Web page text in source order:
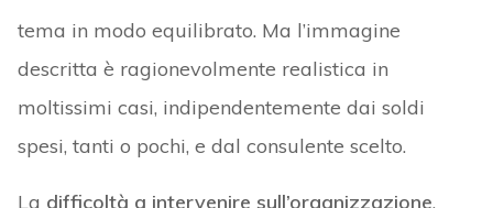
tema in modo equilibrato. Ma l’immagine
descritta è ragionevolmente realistica in
moltissimi casi, indipendentemente dai soldi
spesi, tanti o pochi, e dal consulente scelto.
La difficoltà a intervenire sull’organizzazione,